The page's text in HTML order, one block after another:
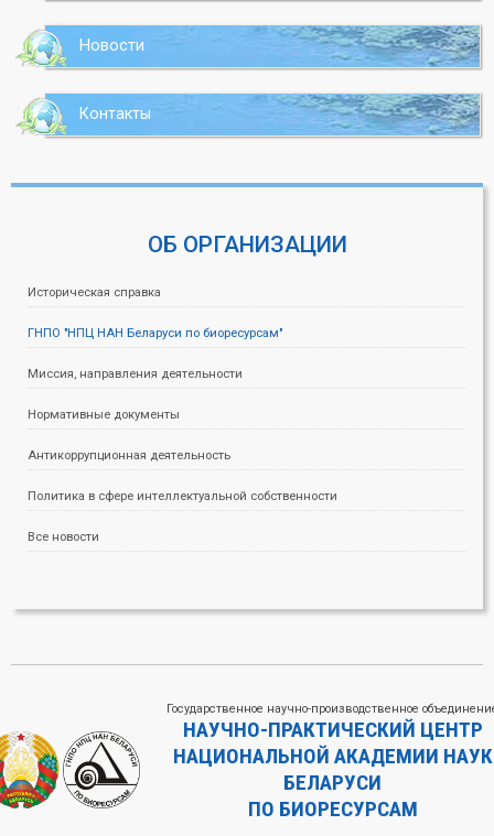
Новости
Контакты
ОБ ОРГАНИЗАЦИИ
Историческая справка
ГНПО "НПЦ НАН Беларуси по биоресурсам"
Миссия, направления деятельности
Нормативные документы
Антикоррупционная деятельность
Политика в сфере интеллектуальной собственности
Все новости
Государственное научно-производственное
НАУЧНО-ПРАКТИЧЕСКИЙ ЦЕНТР
НАЦИОНАЛЬНОЙ АКАДЕМИИ НАУК
БЕЛАРУСИ
ПО БИОРЕСУРСАМ